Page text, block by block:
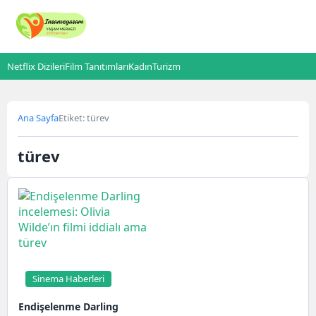
Netflix DizileriFilm TanıtımlarıKadınTurizm
Ana SayfaEtiket: türev
türev
Sinema Haberleri
Endişelenme Darling